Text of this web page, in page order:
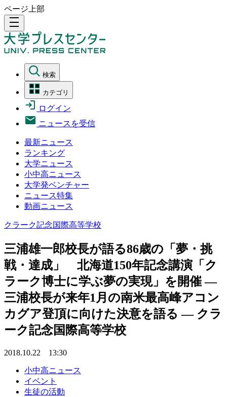
ページ上部
density_medium
検索
カテゴリ
ログイン
ニュースを受信
最新ニュース
ランキング
大学ニュース
小中高ニュース
大学発ベンチャー
ニュース特集
動画ニュース
クラーク記念国際高等学校
三浦雄一郎校長が語る86歳の「夢・挑
戦・達成」 北海道150年記念講演「ク
ラーク博士に学ぶ夢の実現」を開催 —
三浦校長が来年1月の南米最高峰アコン
カグア登頂に向けた決意を語る — クラ
ーク記念国際高等学校
2018.10.22 13:30
小中高ニュース
イベント
生徒の活動